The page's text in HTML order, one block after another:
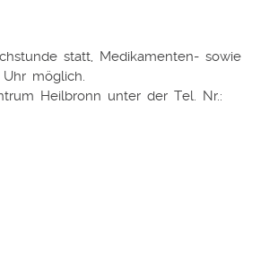
statt, Medikamenten- sowie
möglich.
Heilbronn unter der Tel. Nr.: